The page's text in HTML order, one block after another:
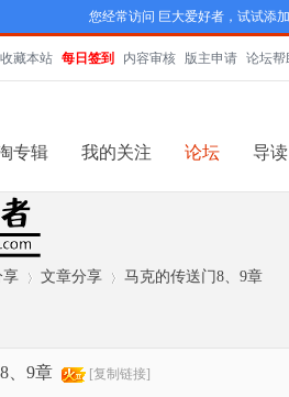
您经常访问 巨大爱好者，试试添
收藏本站 每日签到 内容审核 版主申请 论坛帮
专辑 我的关注 论坛 导读
享 文章分享
›
马克的传送门8、9章
、9章 [复制链接]